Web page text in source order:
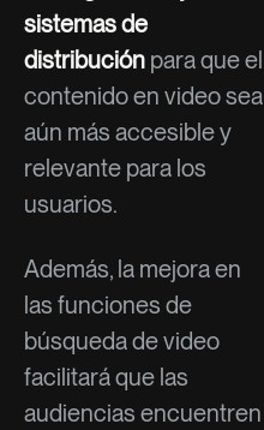
sistemas de
distribución para que el
contenido en video sea
aún más accesible y
relevante para los
usuarios.
Además, la mejora en
las funciones de
búsqueda de video
facilitará que las
audiencias encuentren